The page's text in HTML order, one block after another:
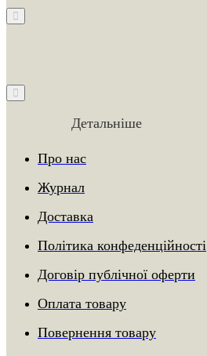
Детальніше
Про нас
Журнал
Доставка
Політика конфеденційності
Договір публічної оферти
Оплата товару
Повернення товару